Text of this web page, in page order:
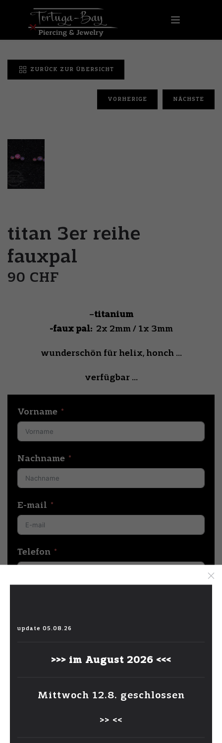
ZURÜCK ZUR ÜBERSICHT
VORHERIGE NÄCHSTE
titan 3er reihe
fauxpal
90 CHF
–titanium
-faux pal:2x 2mm / 1x 3mm
wunderschön für helix, honch …
verfügbar …
Vorname
Nachname
E-mail
Telefon
update 05.08.26
>>> im August 2026 <<<
Mittwoch 12.8. geschlossen
>> <<